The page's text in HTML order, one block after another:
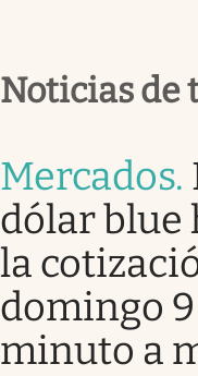
Noticias de
Mercados.
dólar blue
la
domingo
minuto a